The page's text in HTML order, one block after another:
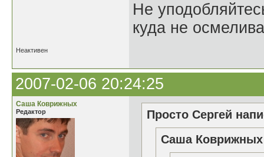
Не
куда не
Неактивен
2007-02-06 20:24:25
Саша Коврижных
Редактор
Просто Сергей
Саша Коврижных